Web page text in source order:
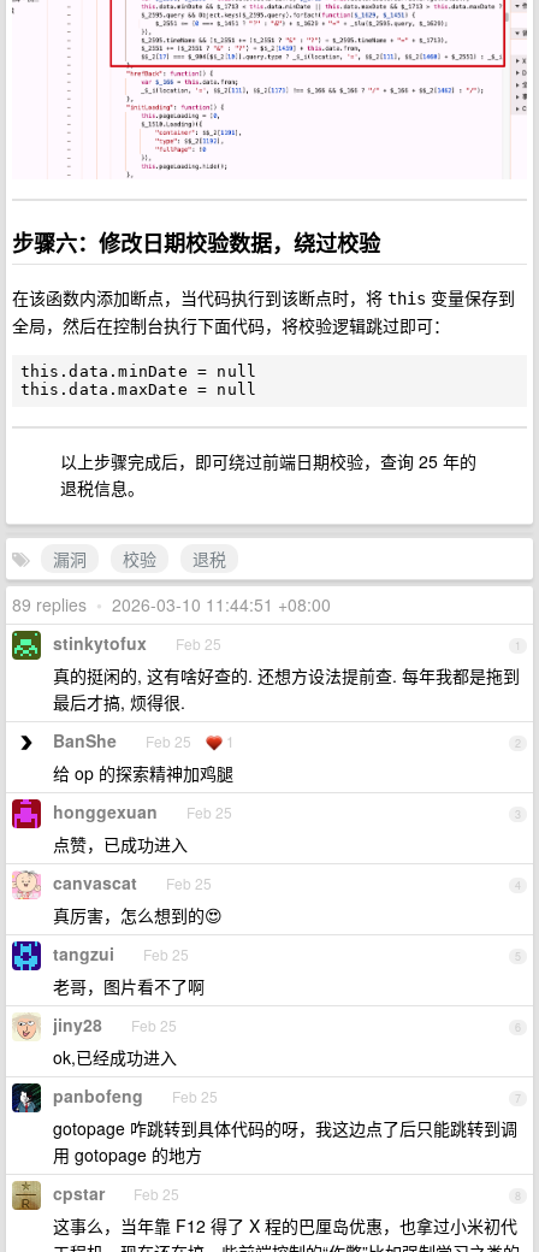
步骤六：修改日期校验数据，绕过校验
在该函数内添加断点，当代码执行到该断点时，将 this 变量保存到
全局，然后在控制台执行下面代码，将校验逻辑跳过即可：
this.data.minDate = null
以上步骤完成后，即可绕过前端日期校验，查询 25 年的
退税信息。
漏洞 校验
退税
89 replies • 2026-03-10 11:44:51 +08:00
1
stinkytofux Feb 25
真的挺闲的, 这有啥好查的. 还想方设法提前查. 每年我都是拖到
最后才搞, 烦得很.
2
BanShe Feb 25 1
给 op 的探索精神加鸡腿
3
honggexuan Feb 25
点赞，已成功进入
4
canvascat Feb 25
真厉害，怎么想到的😍
5
tangzui Feb 25
老哥，图片看不了啊
6
jiny28 Feb 25
ok,已经成功进入
7
panbofeng Feb 25
gotopage 咋跳转到具体代码的呀，我这边点了后只能跳转到调
用 gotopage 的地方
8
cpstar Feb 25
这事么，当年靠 F12 得了 X 程的巴厘岛优惠，也拿过小米初代